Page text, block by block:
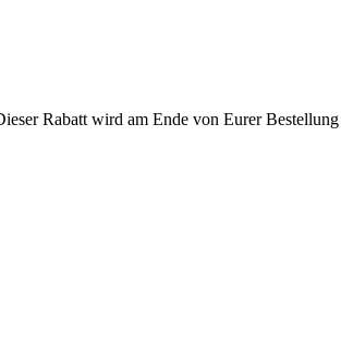
Rabatt wird am Ende von Eurer Bestellung